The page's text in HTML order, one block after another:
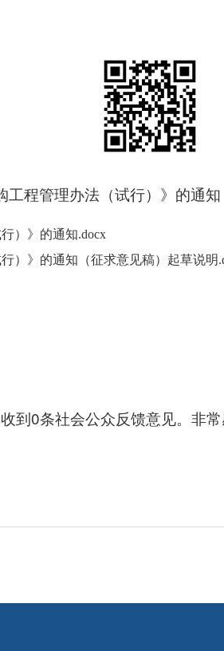
程管理办法（试行）》的通知
）》的通知.docx
）》的通知（征求意见稿）起草说明
到0条社会公众反馈意见。非